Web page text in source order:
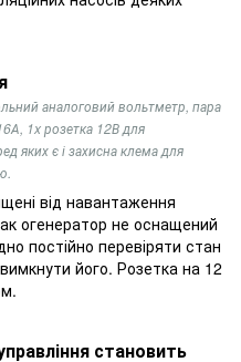
аналоговий вольтметр, пара
1x розетка 12В для
яких є і захисна клема для
від навантаження
огенератор не оснащений
постійно перевіряти стан
його. Розетка на 12
становить